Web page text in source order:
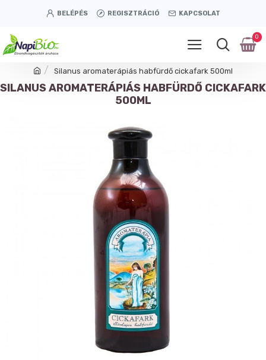
BELÉPÉS REGISZTRÁCIÓ KAPCSOLAT
0
Silanus aromaterápiás habfürdő cickafark 500ml
SILANUS AROMATERÁPIÁS HABFÜRDŐ CICKAFARK
500ML